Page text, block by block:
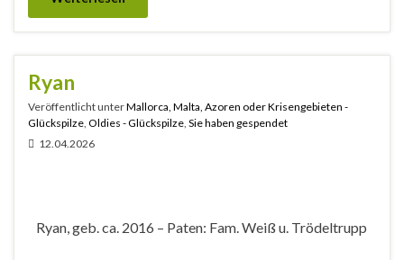
Ryan
Veröffentlicht unterMallorca, Malta, Azoren oder Krisengebieten -
Glückspilze Oldies - Glückspilze Sie haben gespendet
12.04.2026
Ryan, geb. ca. 2016 – Paten: Fam. Weiß u. Trödeltrupp